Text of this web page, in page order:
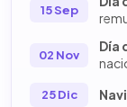
15 Sep
02 Nov
Día
25 Dic